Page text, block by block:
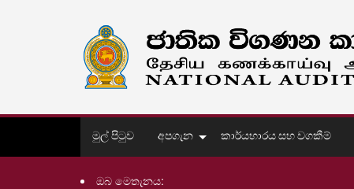
මුල් පිටුව අපගැන කාර්යභාරය සහ වගකීම්
ඔබ මෙතැනය: